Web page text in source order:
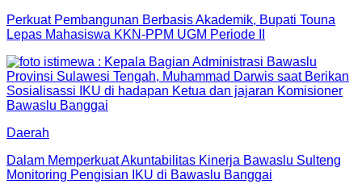
Perkuat Pembangunan Berbasis Akademik, Bupati Touna
Lepas Mahasiswa KKN-PPM UGM Periode II
Daerah
Dalam Memperkuat Akuntabilitas Kinerja Bawaslu Sulteng
Monitoring Pengisian IKU di Bawaslu Banggai